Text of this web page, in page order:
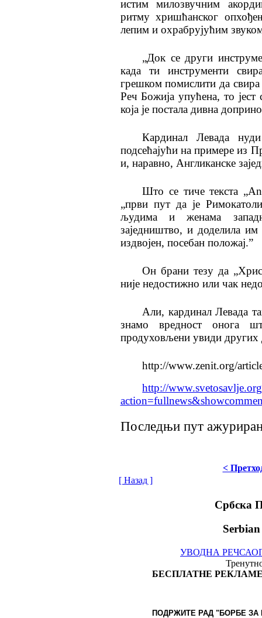
истим милозвучним
ритму хришћанског
лепим и охрабрујућим
„Док се други
када ти инструменти
грешком помислити да свира
Реч Божија упућена, то јест
која је постала дивна
Кардинал Левада
подсећајући на примере из
и, наравно, Англиканске
Што се тиче текста
„први пут да је
људима и женама
заједништво, и доделила
издвојен, посебан положај.”
Он брани тезу да
није недостижно или чак
Али, кардинал Левада
знамо вредност онога
продуховљени увиди других
http://www.zenit.org/
http://
Последњи пут
<
[ Назад ]
Србска
УВОДНА РЕЧ
БЕСПЛАТНЕ
ПОДРЖИТЕ РАД "БОРБЕ ЗА